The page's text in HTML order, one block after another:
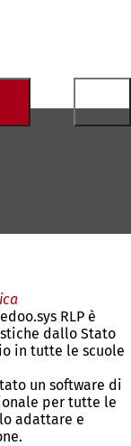
RLP è
dallo Stato
in tutte le scuole
un software di
per tutte le
adattare e